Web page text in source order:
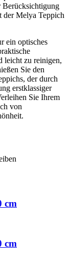
Berücksichtigung
der Melya Teppich
ein optisches
leicht zu reinigen,
Sie den
der durch
erstklassiger
Sie Ihrem
von
cm
cm